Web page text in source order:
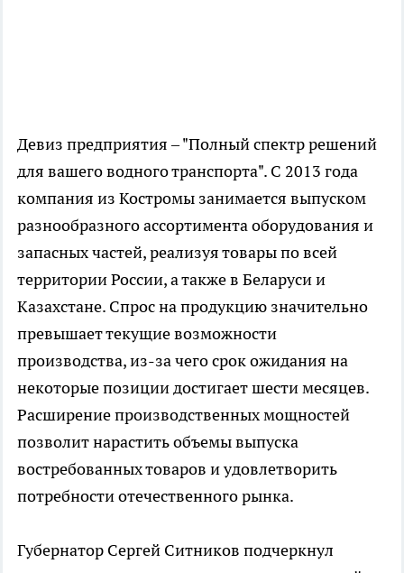
Девиз предприятия – "Полный спектр решений
для вашего водного транспорта". С 2013 года
компания из Костромы занимается выпуском
разнообразного ассортимента оборудования и
запасных частей, реализуя товары по всей
территории России, а также в Беларуси и
Казахстане. Спрос на продукцию значительно
превышает текущие возможности
производства, из-за чего срок ожидания на
некоторые позиции достигает шести месяцев.
Расширение производственных мощностей
позволит нарастить объемы выпуска
востребованных товаров и удовлетворить
потребности отечественного рынка.
Губернатор Сергей Ситников подчеркнул